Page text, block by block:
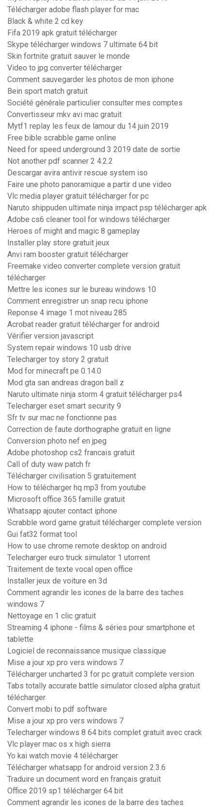
Télécharger adobe flash player for mac
Black & white 2 cd key
Fifa 2019 apk gratuit télécharger
Skype télécharger windows 7 ultimate 64 bit
Skin fortnite gratuit sauver le monde
Video to jpg converter télécharger
Comment sauvegarder les photos de mon iphone
Bein sport match gratuit
Société générale particulier consulter mes comptes
Convertisseur mkv avi mac gratuit
Mytf1 replay les feux de lamour du 14 juin 2019
Free bible scrabble game online
Need for speed underground 3 2019 date de sortie
Not another pdf scanner 2 4.2.2
Descargar avira antivir rescue system iso
Faire une photo panoramique a partir d une video
Vlc media player gratuit télécharger for pc
Naruto shippuden ultimate ninja impact psp télécharger apk
Adobe cs6 cleaner tool for windows télécharger
Heroes of might and magic 8 gameplay
Installer play store gratuit jeux
Anvi ram booster gratuit télécharger
Freemake video converter complete version gratuit
télécharger
Mettre les icones sur le bureau windows 10
Comment enregistrer un snap recu iphone
Reponse 4 image 1 mot niveau 285
Acrobat reader gratuit télécharger for android
Vérifier version javascript
System repair windows 10 usb drive
Telecharger toy story 2 gratuit
Mod for minecraft pe 0.14.0
Mod gta san andreas dragon ball z
Naruto ultimate ninja storm 4 gratuit télécharger ps4
Telecharger eset smart security 9
Sfr tv sur mac ne fonctionne pas
Correction de faute dorthographe gratuit en ligne
Conversion photo nef en jpeg
Adobe photoshop cs2 francais gratuit
Call of duty waw patch fr
Télécharger civilisation 5 gratuitement
How to télécharger hq mp3 from youtube
Microsoft office 365 famille gratuit
Whatsapp ajouter contact iphone
Scrabble word game gratuit télécharger complete version
Gui fat32 format tool
How to use chrome remote desktop on android
Telecharger euro truck simulator 1 utorrent
Traitement de texte vocal open office
Installer jeux de voiture en 3d
Comment agrandir les icones de la barre des taches
windows 7
Nettoyage en 1 clic gratuit
Streaming 4 iphone - films & séries pour smartphone et
tablette
Logiciel de reconnaissance musique classique
Mise a jour xp pro vers windows 7
Télécharger uncharted 3 for pc gratuit complete version
Tabs totally accurate battle simulator closed alpha gratuit
télécharger
Convert mobi to pdf software
Mise a jour xp pro vers windows 7
Telecharger windows 8 64 bits complet gratuit avec crack
Vlc player mac os x high sierra
Yo kai watch movie 4 télécharger
Télécharger whatsapp for android version 2.3.6
Traduire un document word en français gratuit
Office 2019 sp1 télécharger 64 bit
Comment agrandir les icones de la barre des taches